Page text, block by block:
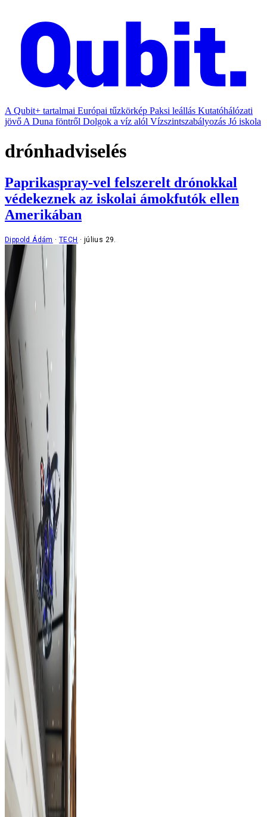
A Qubit+ tartalmai Európai tűzkörkép Paksi leállás Kutatóhálózati
jövő A Duna föntről Dolgok a víz alól Vízszintszabályozás Jó iskola
drónhadviselés
Paprikaspray-vel felszerelt drónokkal
védekeznek az iskolai ámokfutók ellen
Amerikában
Dippold Ádám TECH július 29.